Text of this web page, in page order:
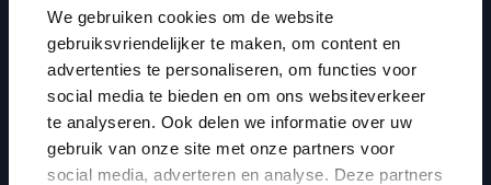
We gebruiken cookies om de website
gebruiksvriendelijker te maken, om content en
advertenties te personaliseren, om functies voor
social media te bieden en om ons websiteverkeer
te analyseren. Ook delen we informatie over uw
gebruik van onze site met onze partners voor
social media, adverteren en analyse. Deze partners
In de buurt
Onze locaties
Locaties - Den Haag
Locaties - Rijswijk